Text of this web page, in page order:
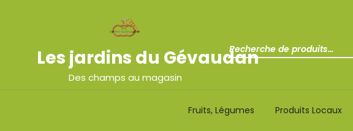
Les jardins du Gévaudan
Des champs au magasin
Fruits, Légumes Produits Locaux